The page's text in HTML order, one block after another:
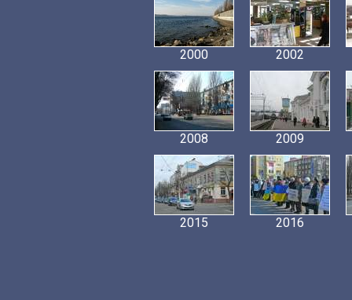
2000 2002
2008 2009
2015 2016